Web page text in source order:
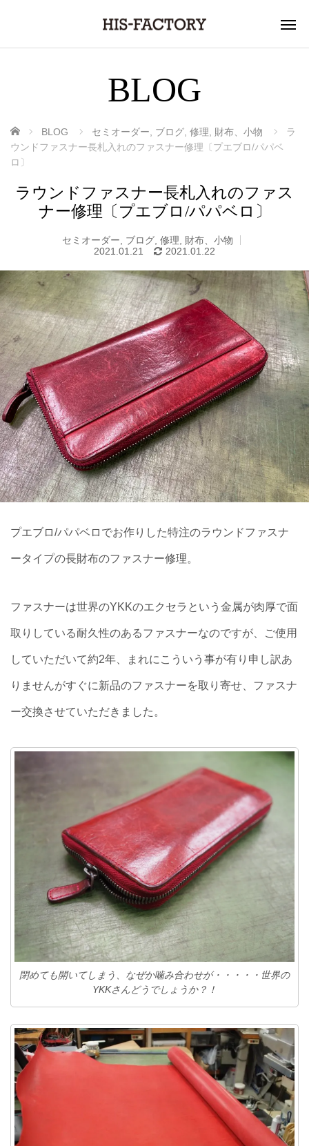
BLOG
ホーム BLOG セミオーダー ブログ 修理 財布、小物
ラ
ウンドファスナー長札入れのファスナー修理〔プエブロ/パパベ
ロ〕
ラウンドファスナー長札入れのファス
ナー修理〔プエブロ/パパベロ〕
セミオーダー ブログ, 修理
財布、小物
2021.01.21
2021.01.22
プエブロ/パパベロでお作りした特注のラウンドファスナ
ータイプの長財布のファスナー修理。
ファスナーは世界のYKKのエクセラという金属が肉厚で面
取りしている耐久性のあるファスナーなのですが、ご使用
していただいて約2年、まれにこういう事が有り申し訳あ
りませんがすぐに新品のファスナーを取り寄せ、ファスナ
ー交換させていただきました。
閉めても開いてしまう、なぜか噛み合わせが・・・・・世界の
YKKさんどうでしょうか？！